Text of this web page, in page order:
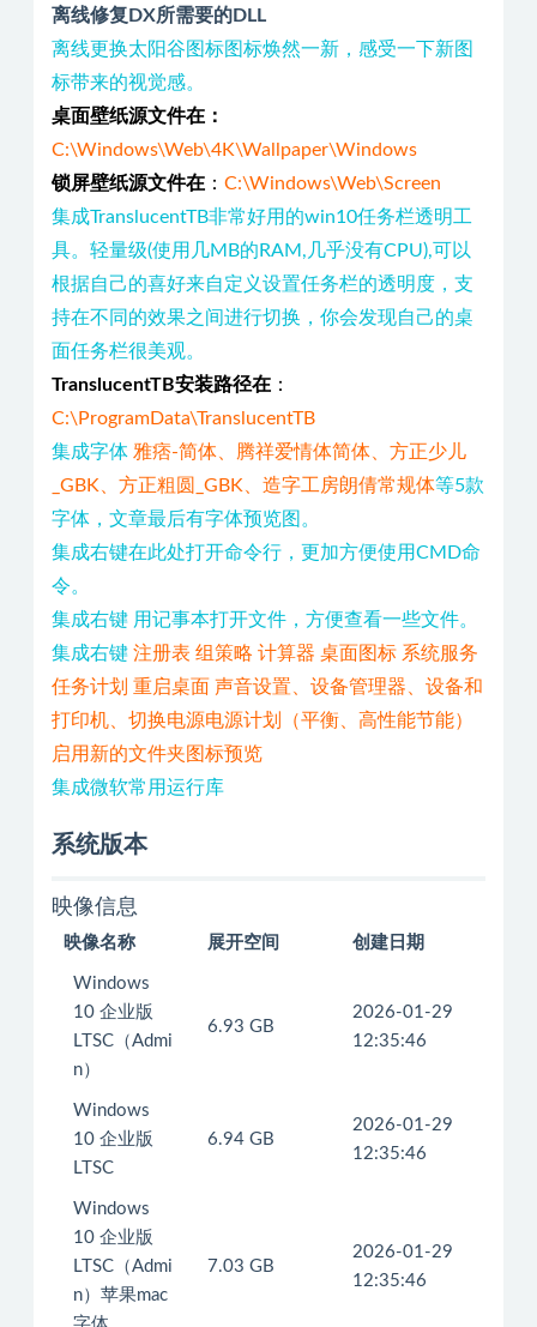
离线修复DX所需要的DLL
离线更换太阳谷图标图标焕然一新，感受一下新图
标带来的视觉感。
桌面壁纸源文件在：
C:\Windows\Web\4K\Wallpaper\Windows
锁屏壁纸源文件在 ： C:\Windows\Web\Screen
集成TranslucentTB非常好用的win10任务栏透明工
具。轻量级(使用几MB的RAM,几乎没有CPU),可以
根据自己的喜好来自定义设置任务栏的透明度，支
持在不同的效果之间进行切换，你会发现自己的桌
面任务栏很美观。
TranslucentTB安装路径在 ：
C:\ProgramData\TranslucentTB
集成字体 雅痞-简体、腾祥爱情体简体、方正少儿
_GBK、方正粗圆_GBK、造字工房朗倩常规体等5款
字体，文章最后有字体预览图。
集成右键在此处打开命令行，更加方便使用CMD命
令。
集成右键 用记事本打开文件，方便查看一些文件。
集成右键 注册表 组策略 计算器 桌面图标 系统服务
任务计划 重启桌面 声音设置、设备管理器、设备和
打印机、切换电源电源计划（平衡、高性能节能）
启用新的文件夹图标预览
集成微软常用运行库
系统版本
映像信息
映像名称 展开空间 创建日期
Windows
10 企业版
LTSC（Admi
n）
6.93 GB
2026-01-29
12:35:46
Windows
10 企业版
LTSC
6.94 GB
2026-01-29
12:35:46
Windows
10 企业版
LTSC（Admi
n）苹果mac
7.03 GB
2026-01-29
12:35:46